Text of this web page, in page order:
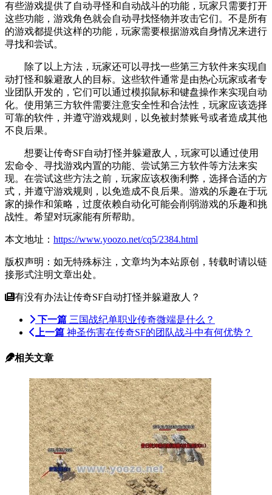
有些游戏提供了自动寻怪和自动战斗的功能，玩家只需要打开
这些功能，游戏角色就会自动寻找怪物并攻击它们。不是所有
的游戏都提供这样的功能，玩家需要根据游戏自身情况来进行
寻找和尝试。
除了以上方法，玩家还可以寻找一些第三方软件来实现自
动打怪和躲避敌人的目标。这些软件通常是由热心玩家或者专
业团队开发的，它们可以通过模拟鼠标和键盘操作来实现自动
化。使用第三方软件需要注意安全性和合法性，玩家应该选择
可靠的软件，并遵守游戏规则，以免被封禁账号或者造成其他
不良后果。
想要让传奇SF自动打怪并躲避敌人，玩家可以通过使用
宏命令、寻找游戏内置的功能、尝试第三方软件等方法来实
现。在尝试这些方法之前，玩家应该权衡利弊，选择合适的方
式，并遵守游戏规则，以免造成不良后果。游戏的乐趣在于玩
家的操作和策略，过度依赖自动化可能会削弱游戏的乐趣和挑
战性。希望对玩家能有所帮助。
本文地址： https://www.yoozo.net/cq5/2384.html
版权声明：如无特殊标注，文章均为本站原创，转载时请以链
接形式注明文章出处。
有没有办法让传奇SF自动打怪并躲避敌人？
下一篇 三国战纪单职业传奇微端是什么？
上一篇 神圣伤害在传奇SF的团队战斗中有何优势？
相关文章